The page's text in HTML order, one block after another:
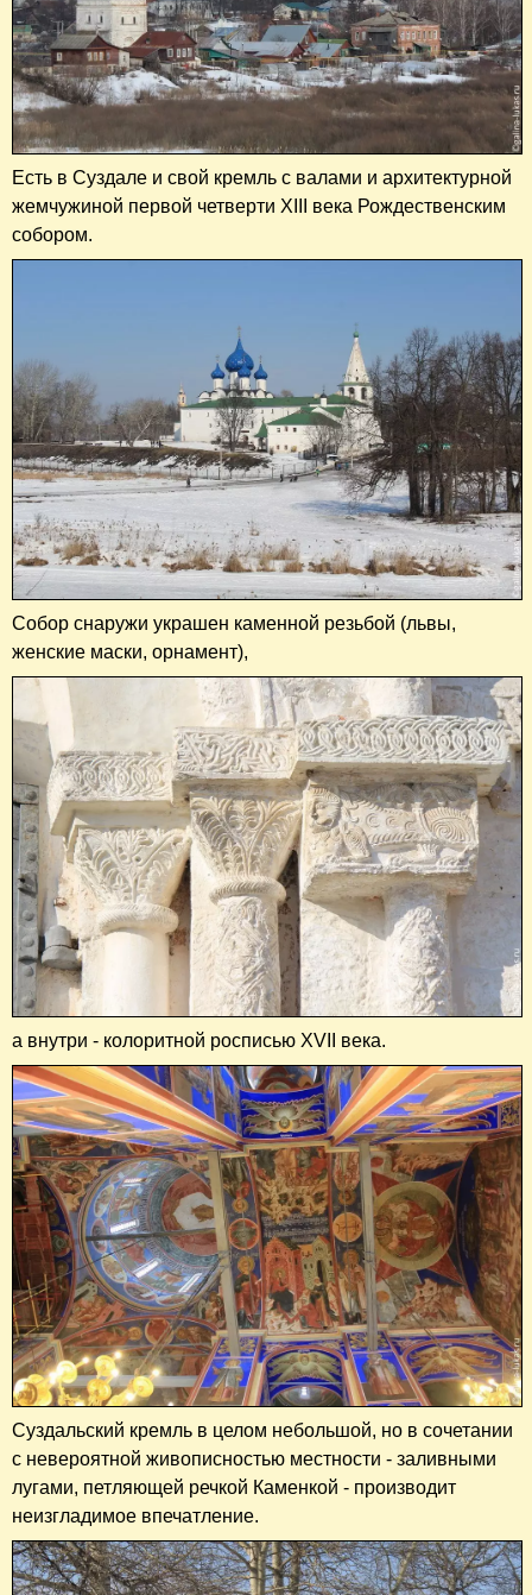
Есть в Суздале и свой кремль с валами и архитектурной
жемчужиной первой четверти XIII века Рождественским
собором.
Собор снаружи украшен каменной резьбой (львы,
женские маски, орнамент),
а внутри - колоритной росписью XVII века.
Суздальский кремль в целом небольшой, но в сочетании
с невероятной живописностью местности - заливными
лугами, петляющей речкой Каменкой - производит
неизгладимое впечатление.